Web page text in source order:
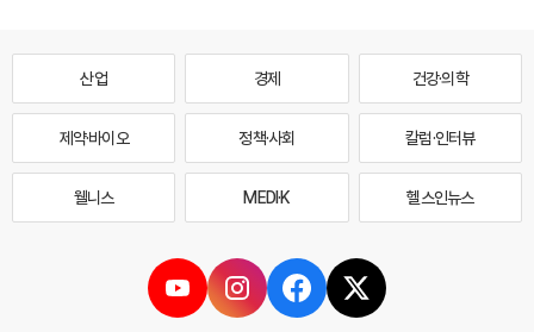
산업 경제 건강·의학
제약·바이오 정책·사회 칼럼·인터뷰
웰니스 MEDI·K 헬스인뉴스